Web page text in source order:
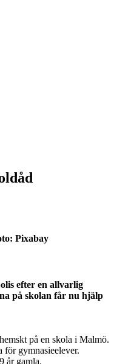
Pixabay
efter en allvarlig
på skolan får nu hjälp
på en skola i Malmö.
för gymnasieelever.
år gamla.